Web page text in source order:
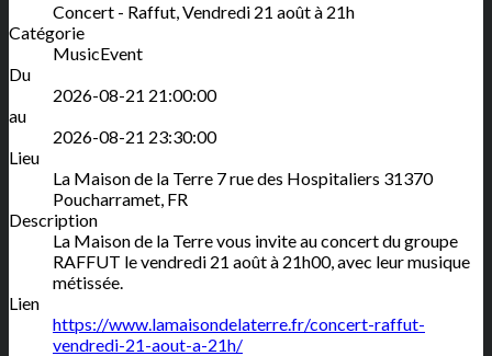
Concert - Raffut, Vendredi 21 août à 21h
Catégorie
MusicEvent
Du
2026-08-21 21:00:00
au
2026-08-21 23:30:00
Lieu
La Maison de la Terre 7 rue des Hospitaliers 31370
Poucharramet, FR
Description
La Maison de la Terre vous invite au concert du groupe
RAFFUT le vendredi 21 août à 21h00, avec leur musique
métissée.
Lien
https://www.lamaisondelaterre.fr/concert-raffut-
vendredi-21-aout-a-21h/